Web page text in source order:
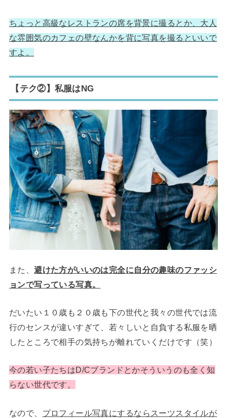
ちょっと高級なレストランの席を背景に撮るとか、大人
な雰囲気のカフェの壁なんかを背に写真を撮るといいで
すよ。
【テク②】私服はNG
また、避けた方がいいのは完全に自分の趣味のファッシ
ョンで写っている写真。
だいたい１０歳も２０歳も下の世代と我々の世代では流
行のセンスが違いすぎて、若々しいと自負する私服を晒
したところで相手の気持ちが離れていくだけです（笑）
今の若い子たちはD/Cブランドとかそういうのも全く知
らない世代です。
なので、 プロフィール写真にするならスーツスタイルが